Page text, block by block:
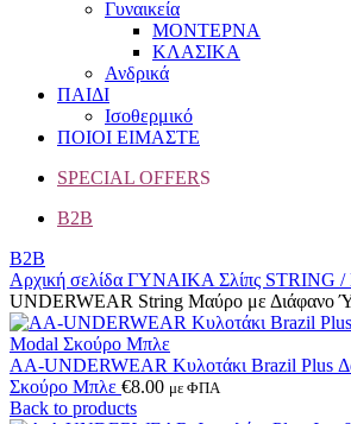
Γυναικεία
ΜΟΝΤΕΡΝΑ
ΚΛΑΣΙΚΑ
Ανδρικά
ΠΑΙΔΙ
Ισοθερμικό
ΠΟΙΟΙ ΕΙΜΑΣΤΕ
SPECIAL OFFERS
B2B
B2B
Αρχική σελίδα ΓΥΝΑΙΚΑ Σλίπς STRING
UNDERWEAR String Μαύρο με Διάφανο
AA-UNDERWEAR Κυλοτάκι Brazil Plus
Σκούρο Μπλε €8.00 με ΦΠΑ
Back to products